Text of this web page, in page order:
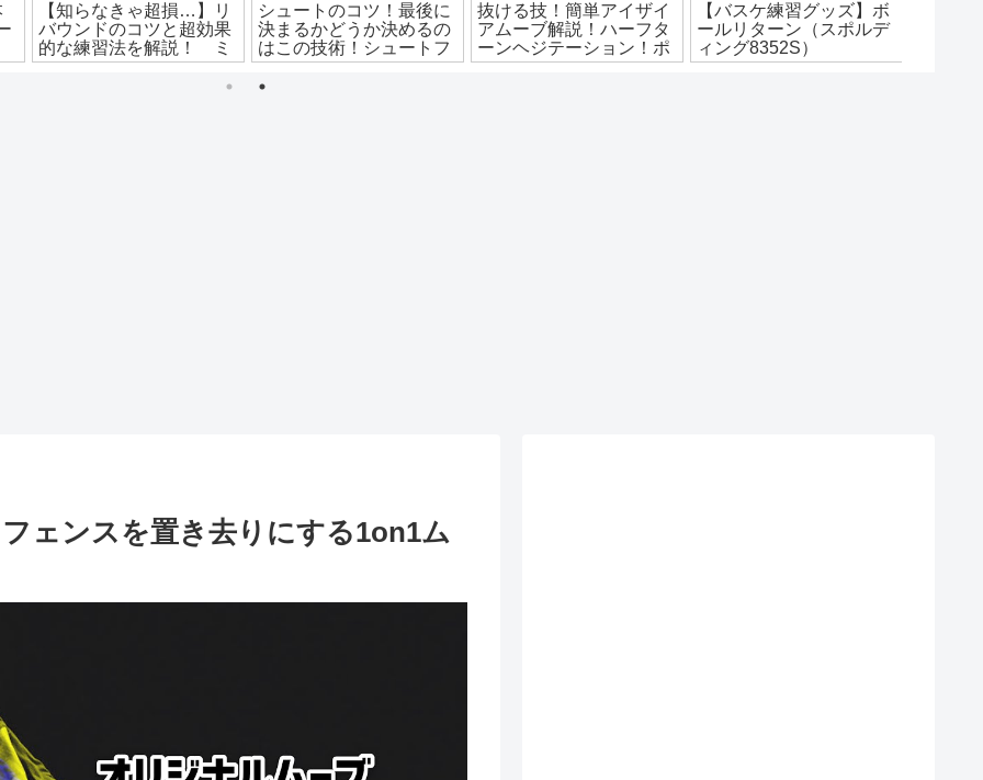
【知らなきゃ超損…】リ
バウンドのコツと超効果
的な練習法を解説！ ミ
ニバス練習 ミニバス上
シュートのコツ！最後に
決まるかどうか決めるの
はこの技術！シュートフ
ォロースルーの基本！バ
スケ練習方法！初心者で
抜ける技！簡単アイザイ
アムーブ解説！ハーフタ
ーンヘジテーション！ポ
イントと練習法！バスケ
【バスケ練習グッズ】ボ
ールリターン（スポルデ
ィング8352S）
SPALDING Basketball
ェンスを置き去りにする1on1ム